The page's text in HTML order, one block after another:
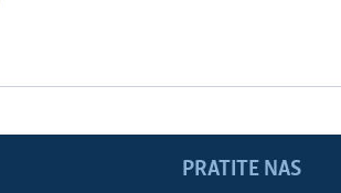
PRATITE NAS